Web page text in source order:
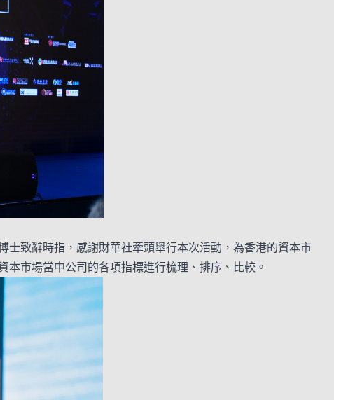
致辭時指，感謝財華社牽頭舉行本次活動，為香港的資本市
市場當中公司的各項指標進行梳理、排序、比較。